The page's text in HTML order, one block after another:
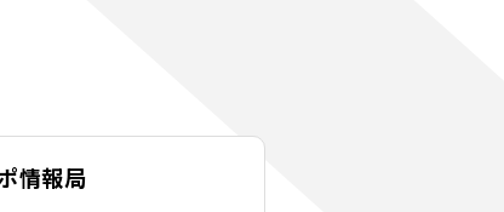
情報局